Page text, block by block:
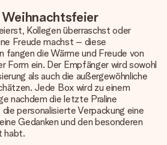
Kollegen überraschst oder
Freude machst – diese
fangen die Wärme und Freude von
Form ein. Der Empfänger wird sowohl
als auch die außergewöhnliche
Jede Box wird zu einem
nachdem die letzte Praline
personalisierte Verpackung eine
Gedanken und den besonderen
habt.